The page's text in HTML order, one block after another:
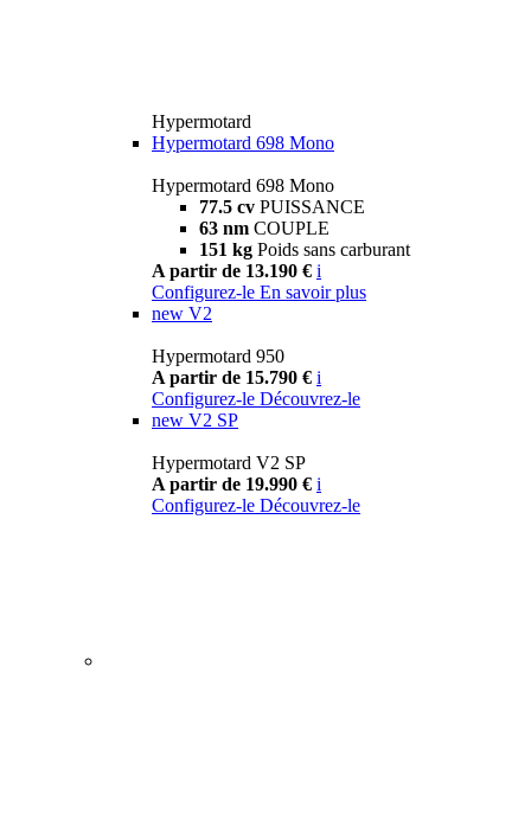
Hypermotard
Hypermotard 698 Mono
Hypermotard 698 Mono
77.5 cv PUISSANCE
63 nm COUPLE
151 kg Poids sans carburant
A partir de 13.190 € i
Configurez-le En savoir plus
new V2
Hypermotard 950
A partir de 15.790 € i
Configurez-le Découvrez-le
new V2 SP
Hypermotard V2 SP
A partir de 19.990 € i
Configurez-le Découvrez-le